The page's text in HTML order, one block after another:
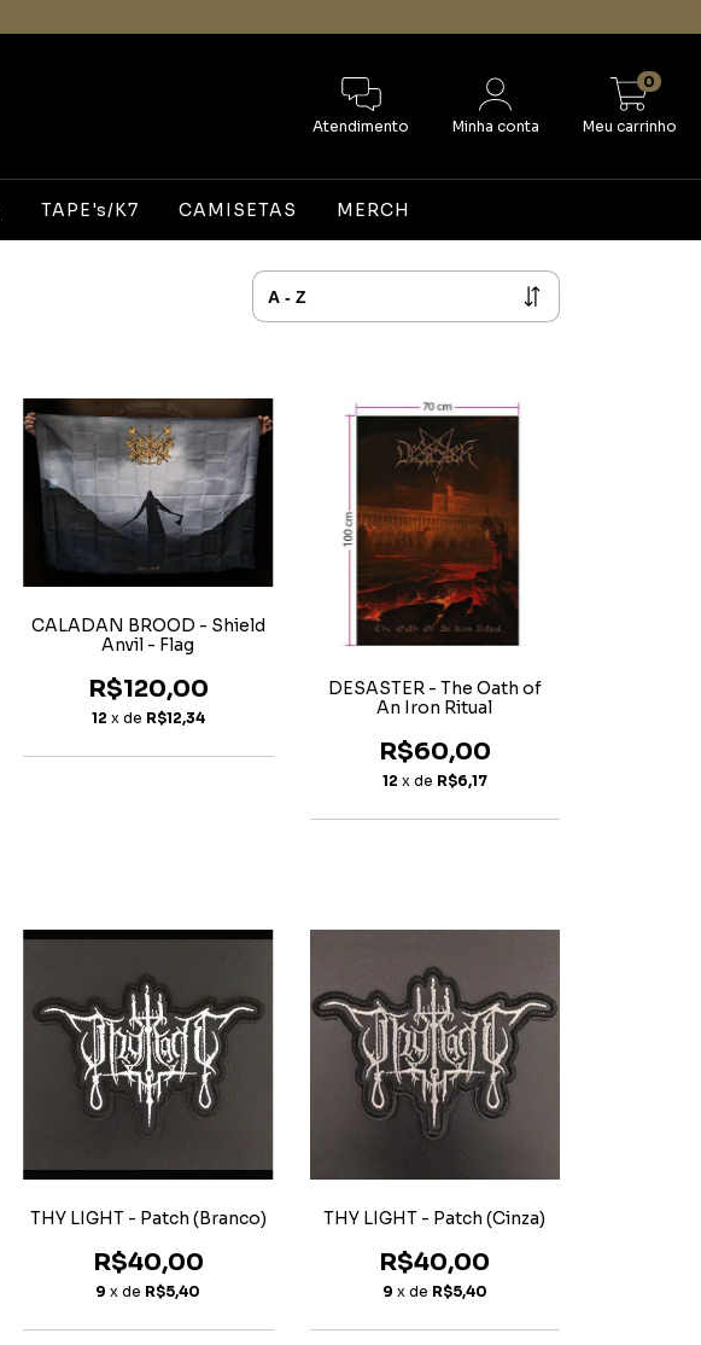
Atendimento Minha conta Meu carrinho
0
TAPE's/K7 CAMISETAS MERCH
CALADAN BROOD - Shield
Anvil - Flag
R$120,00
12 x de R$12,34
DESASTER - The Oath of
An Iron Ritual
R$60,00
12 x de R$6,17
THY LIGHT - Patch (Branco)
R$40,00
9 x de R$5,40
THY LIGHT - Patch (Cinza)
R$40,00
9 x de R$5,40